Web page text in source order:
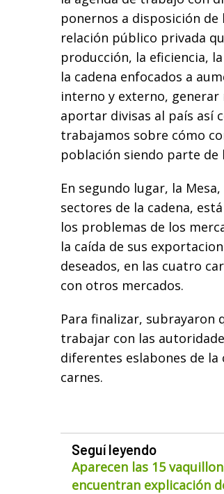
ponernos a disposición
relación público privada
producción, la eficiencia,
la cadena enfocados a
interno y externo,
aportar divisas al país así
trabajamos sobre cómo
población siendo parte
En segundo lugar, la
sectores de la cadena,
los problemas de los
la caída de sus
deseados, en las cuatro
con otros mercados.
Para finalizar, subrayaron
trabajar con las
diferentes eslabones de
carnes.
Seguí leyendo
Aparecen las 15
encuentran explicación